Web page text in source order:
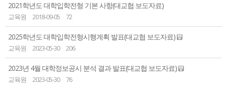
2021학년도 대학입학전형 기본 사항(대교협 보도자료)
교육원 2018-09-05 72
2025학년도 대학입학전형시행계획 발표(대교협 보도자료)
교육원 2023-05-30 206
2023년 4월 대학정보공시 분석 결과 발표(대교협 보도자료)
교육원 2023-05-30 76